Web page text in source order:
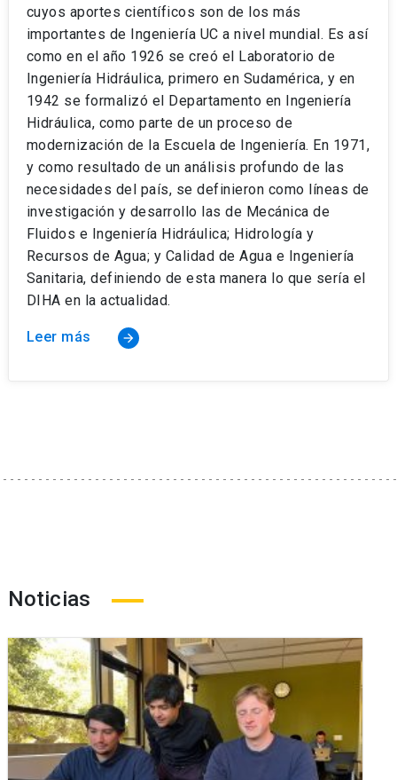
cuyos aportes científicos son de los más
importantes de Ingeniería UC a nivel mundial. Es así
como en el año 1926 se creó el Laboratorio de
Ingeniería Hidráulica, primero en Sudamérica, y en
1942 se formalizó el Departamento en Ingeniería
Hidráulica, como parte de un proceso de
modernización de la Escuela de Ingeniería. En 1971,
y como resultado de un análisis profundo de las
necesidades del país, se definieron como líneas de
investigación y desarrollo las de Mecánica de
Fluidos e Ingeniería Hidráulica; Hidrología y
Recursos de Agua; y Calidad de Agua e Ingeniería
Sanitaria, definiendo de esta manera lo que sería el
DIHA en la actualidad.
Leer más arrow_forward
Noticias